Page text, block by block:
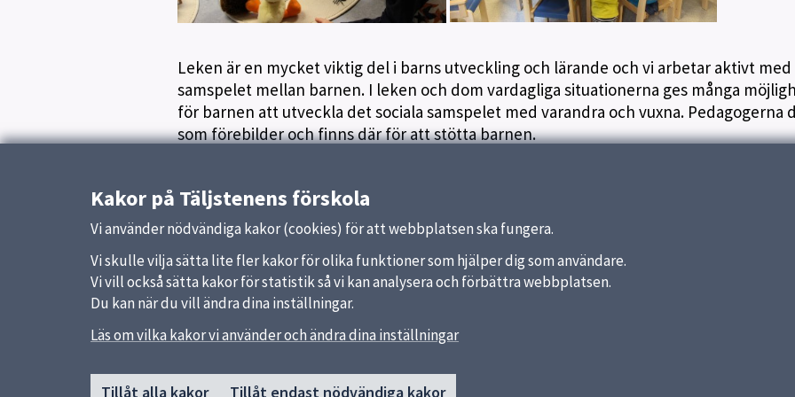
Leken är en mycket viktig del i barns utveckling och lärande och vi arbetar aktivt med
samspelet mellan barnen. I leken och dom vardagliga situationerna ges många
för barnen att utveckla det sociala samspelet med varandra och vuxna. Pedagogerna
som förebilder och finns där för att stötta barnen.
Kakor på Täljstenens förskola
Vi använder nödvändiga kakor (cookies) för att webbplatsen ska fungera.
Vi skulle vilja sätta lite fler kakor för olika funktioner som hjälper dig som användare.
Vi vill också sätta kakor för statistik så vi kan analysera och förbättra webbplatsen.
Du kan när du vill ändra dina inställningar.
Läs om vilka kakor vi använder och ändra dina inställningar
Tillåt alla kakor Tillåt endast nödvändiga kakor
SidfotHuvudmeny Snabblänkar